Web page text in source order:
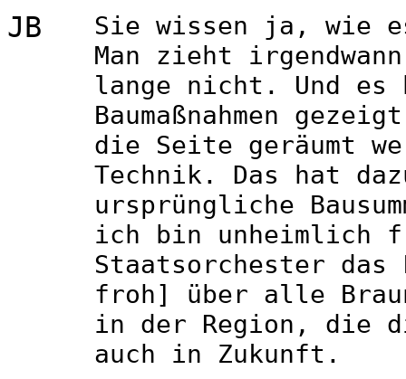
Sie wissen ja, wie
Man zieht
lange nicht. Und
Baumaßnahmen
die Seite geräumt
Technik. Das hat
ursprüngliche
ich bin unheimlich
Staatsorchester
froh] über alle
in der Region, die
auch in Zukunft.
JB